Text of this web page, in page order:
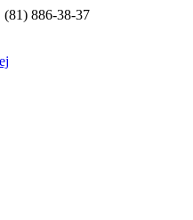
(81) 886-38-37